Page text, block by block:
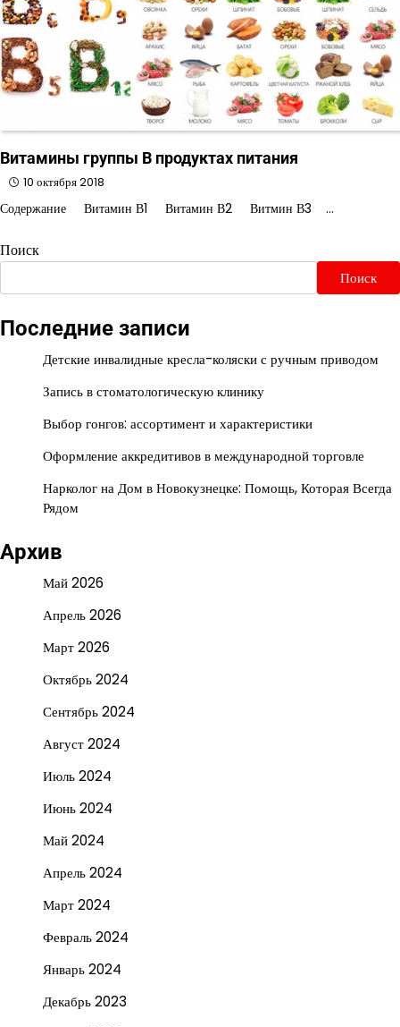
Витамины группы В продуктах питания
10 октября 2018
Содержание Витамин В1 Витамин В2 Витмин В3 …
Поиск
Поиск
Последние записи
Детские инвалидные кресла-коляски с ручным приводом
Запись в стоматологическую клинику
Выбор гонгов: ассортимент и характеристики
Оформление аккредитивов в международной торговле
Нарколог на Дом в Новокузнецке: Помощь, Которая Всегда
Рядом
Архив
Май 2026
Апрель 2026
Март 2026
Октябрь 2024
Сентябрь 2024
Август 2024
Июль 2024
Июнь 2024
Май 2024
Апрель 2024
Март 2024
Февраль 2024
Январь 2024
Декабрь 2023